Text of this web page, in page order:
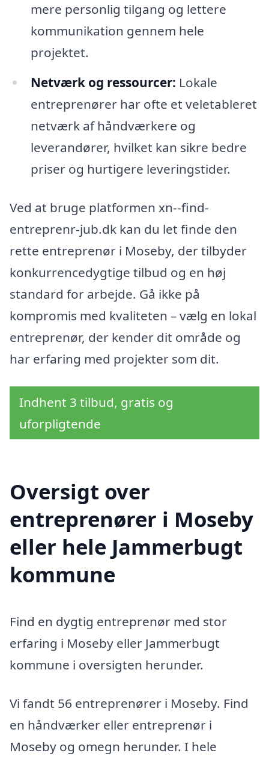
mere personlig tilgang og lettere
kommunikation gennem hele
projektet.
Netværk og ressourcer: Lokale
entreprenører har ofte et veletableret
netværk af håndværkere og
leverandører, hvilket kan sikre bedre
priser og hurtigere leveringstider.
Ved at bruge platformen xn--find-
entreprenr-jub.dk kan du let finde den
rette entreprenør i Moseby, der tilbyder
konkurrencedygtige tilbud og en høj
standard for arbejde. Gå ikke på
kompromis med kvaliteten – vælg en lokal
entreprenør, der kender dit område og
har erfaring med projekter som dit.
Indhent 3 tilbud, gratis og
uforpligtende
Oversigt over
entreprenører i Moseby
eller hele Jammerbugt
kommune
Find en dygtig entreprenør med stor
erfaring i Moseby eller Jammerbugt
kommune i oversigten herunder.
Vi fandt 56 entreprenører i Moseby. Find
en håndværker eller entreprenør i
Moseby og omegn herunder. I hele